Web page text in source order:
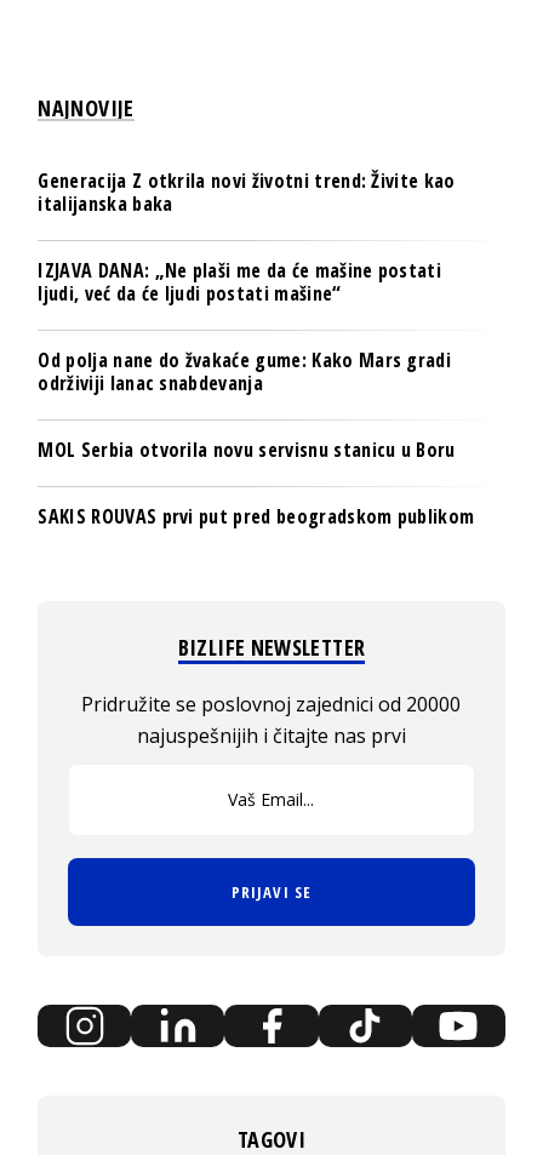
NAJNOVIJE
Generacija Z otkrila novi životni trend: Živite kao
italijanska baka
IZJAVA DANA: „Ne plaši me da će mašine postati
ljudi, već da će ljudi postati mašine“
Od polja nane do žvakaće gume: Kako Mars gradi
održiviji lanac snabdevanja
MOL Serbia otvorila novu servisnu stanicu u Boru
SAKIS ROUVAS prvi put pred beogradskom publikom
BIZLIFE NEWSLETTER
Pridružite se poslovnoj zajednici od 20000
najuspešnijih i čitajte nas prvi
PRIJAVI SE
TAGOVI